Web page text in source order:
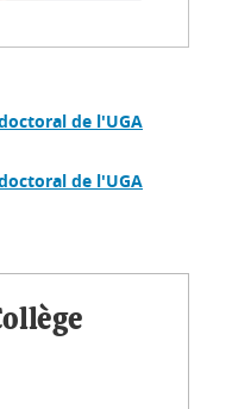
de l'UGA
de l'UGA